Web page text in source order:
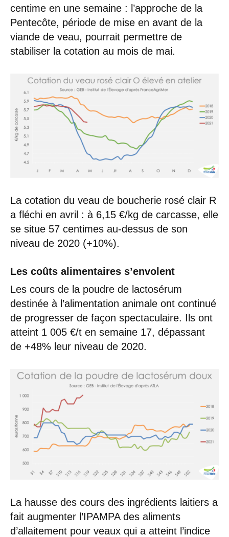
centime en une semaine : l’approche de la
Pentecôte, période de mise en avant de la
viande de veau, pourrait permettre de
stabiliser la cotation au mois de mai.
La cotation du veau de boucherie rosé clair R
a fléchi en avril : à 6,15 €/kg de carcasse, elle
se situe 57 centimes au-dessus de son
niveau de 2020 (+10%).
Les coûts alimentaires s’envolent
Les cours de la poudre de lactosérum
destinée à l’alimentation animale ont continué
de progresser de façon spectaculaire. Ils ont
atteint 1 005 €/t en semaine 17, dépassant
de +48% leur niveau de 2020.
La hausse des cours des ingrédients laitiers a
fait augmenter l’IPAMPA des aliments
d’allaitement pour veaux qui a atteint l’indice